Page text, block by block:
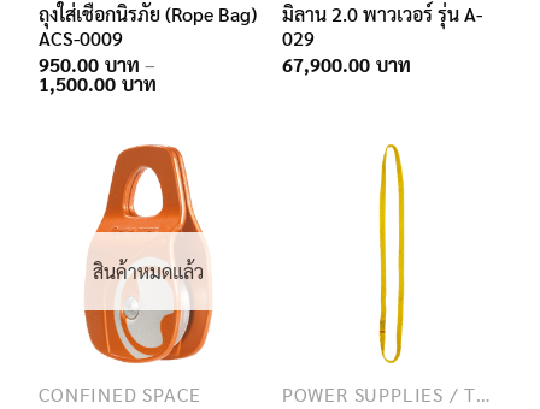
ถุงใส่เชือกนิรภัย (Rope Bag)
ACS-0009
950.00
–
1,500.00
through
1,500.00฿
มิลาน 2.0 พาวเวอร์ รุ่น A-
029
67,900.00
สินค้าหมดแล้ว
CONFINED SPACE
POWER SUPPLIES / TRANSMISSION / TELECOMMUNICATION